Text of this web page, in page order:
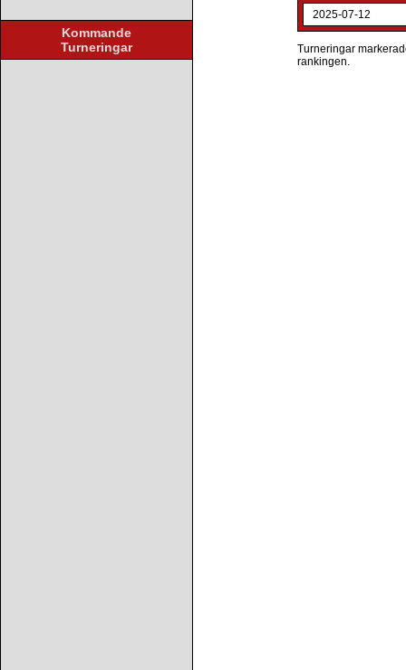
Kommande
Turneringar
2025-07-12
Turneringar
rankingen.